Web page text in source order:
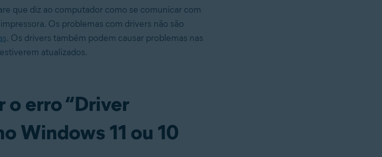
que diz ao computador como se comunicar com
Os problemas com drivers não são
. Os drivers também podem causar problemas nas
atualizados.
o erro “Driver
Windows 11 ou 10